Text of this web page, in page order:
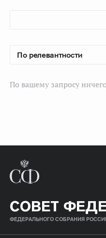
По вашему запросу
СОВЕТ
ФЕДЕРАЛЬНОГО СОБРАНИЯ